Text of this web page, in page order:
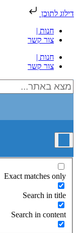
דילוג לתוכן
חנות |
צור קשר
חנות |
צור קשר
Exact matches only
Search in title
Search in content